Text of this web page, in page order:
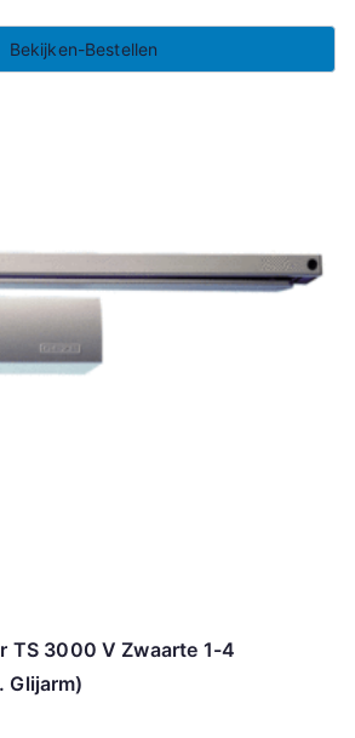
Bekijken-Bestellen
TS 3000 V Zwaarte 1-4
Glijarm)